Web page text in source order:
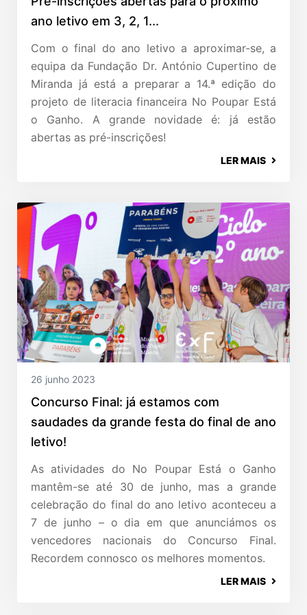
ano letivo em 3, 2, 1...
Com o final do ano letivo a aproximar-se, a
equipa da Fundação Dr. António Cupertino de
Miranda já está a preparar a 14.ª edição do
projeto de literacia financeira No Poupar Está
o Ganho. A grande novidade é: já estão
abertas as pré-inscrições!
LER MAIS
26 junho 2023
Concurso Final: já estamos com
saudades da grande festa do final de ano
letivo!
As atividades do No Poupar Está o Ganho
mantêm-se até 30 de junho, mas a grande
celebração do final do ano letivo aconteceu a
7 de junho – o dia em que anunciámos os
vencedores nacionais do Concurso Final.
Recordem connosco os melhores momentos.
LER MAIS